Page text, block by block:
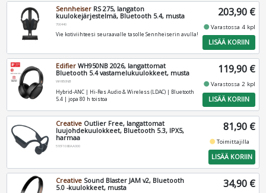
Sennheiser RS 275, langaton
kuulokejärjestelmä, Bluetooth 5.4, musta
700440
Vie kotiviihteesi seuraavalle tasolle Sennheiserin avulla!
203,90 €
fiber_manual_recordVarastossa 4 kpl
LISÄÄ KORIIN
Edifier WH950NB 2026, langattomat
Bluetooth 5.4 vastamelukuulokkeet, musta
WH950NB
Hybrid‑ANC | Hi‑Res Audio & Wireless (LDAC) | Bluetooth
5.4 | jopa 80 h toistoa
119,90 €
fiber_manual_recordVarastossa 2 kpl
LISÄÄ KORIIN
Creative Outlier Free, langattomat
luujohdekuulokkeet, Bluetooth 5.3, IPX5,
harmaa
51EF1080AA000
81,90 €
fiber_manual_recordToimittajilla
LISÄÄ KORIIN
Creative Sound Blaster JAM v2, Bluetooth
5.0 -kuulokkeet, musta
34,90 €